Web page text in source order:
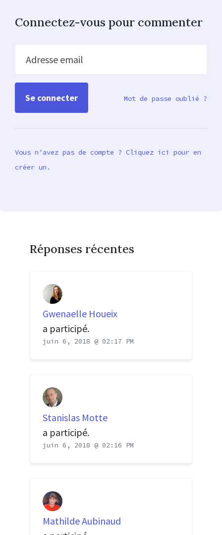
Connectez-vous pour commenter
Adresse email
Mot de passe oublié ?
Vous n'avez pas de compte ? Cliquez ici pour en
créer un.
Réponses récentes
Gwenaelle Houeix
a participé.
juin 6, 2018 @ 02:17 PM
Stanislas Motte
a participé.
juin 6, 2018 @ 02:16 PM
Mathilde Aubinaud